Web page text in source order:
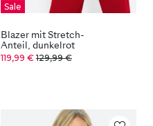
Sale
Blazer mit Stretch-
Anteil, dunkelrot
119,99 € 129,99 €